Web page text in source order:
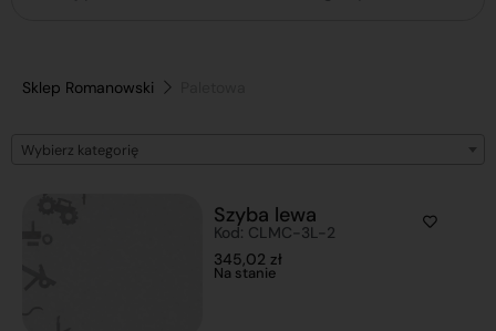
Sklep Romanowski
Wybierz kategorię
Szyba lewa
Kod: CLMC-3L-2
345,02 zł
Na stanie